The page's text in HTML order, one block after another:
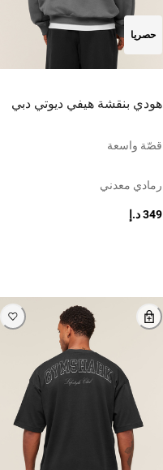
حصريا
هودي بنقشة هيفي ديوتي دبي
قصّة واسعة
رمادي معدني
349 د.إ